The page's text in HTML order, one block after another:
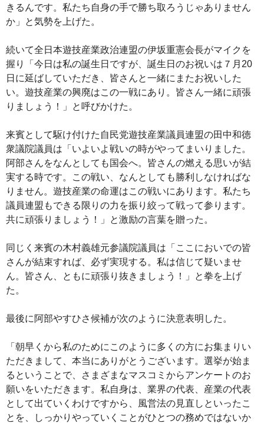
きるんです。私たち自身の手で勝ち取ろうじゃありません
か」と気勢を上げた。
続いて全日本遊技産業政治連盟の伊坂重憲会長がマイクを
握り「今日は私の誕生日ですが、誕生日のお祝いは７月20
日に延ばしていただき、皆さんと一緒にまたお祝いした
い。遊技産業の興廃はこの一戦にあり。皆さん一緒に頑張
りましょう！」と呼びかけた。
来賓として駆け付けた自民党遊技産業議員連盟の田中和徳
衆議院議員は「いよいよ戦いの時がやってまいりました。
阿部さんをなんとしても国会へ。皆さんの燃える思いが結
実する時です。この戦い、なんとしても勝利しなければな
りません。遊技産業の命運はこの戦いにあります。私たち
議員連盟もできる限りの力を振り絞って戦って参ります。
共に頑張りましょう！」と激励の言葉を贈った。
同じく来賓の木村義雄元参議院議員は「ここにおいでの皆
さんが結束すれば、必ず実現する。私は信じて疑いませ
ん。皆さん、ともに頑張り抜きましょう！」と拳を上げ
た。
最後に阿部やすひさ候補が次のように決意表明した。
「朝早くから私のためにこのように多くの方にお集まりい
ただきまして、本当にありがとうございます。選挙が始ま
るということで、さまざまなマスコミからアンケートのお
願いをいただきます。私自身は、業界の代表、産業の代表
として出ていくわけですから、風営法の見直しといったこ
とを、しっかりやっていくことがひとつの務めではないか